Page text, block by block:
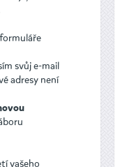
svůj e-mail
adresy není
vašeho